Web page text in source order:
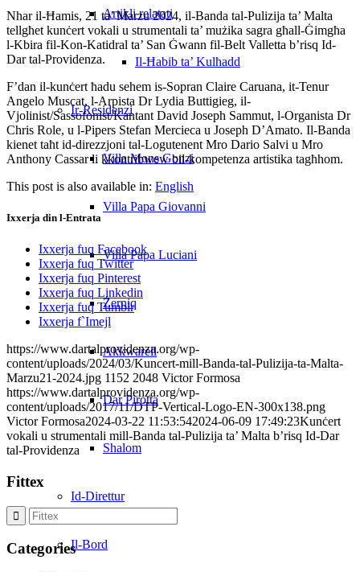
Artikli relatati
Il-Ħabib ta’ Kulħadd
Ir-Residenzi
Villa Mons Gonzi
Villa Papa Giovanni
Villa Papa Luciani
Żerniq
Akkwarell
Dar Pirotta
Shalom
Id-Direttur
Il-Bord
Nhar il-Ħamis, 21 ta’ Marzu 2024, il-Banda tal-Pulizija ta’ Malta
tellgħet kunċert vokali u strumentali ta’ mużika sagra għall-Ġimgħa
l-Kbira fil-Kon-Katidral ta’ San Ġwann fil-Belt Valletta b’risq Id-
Dar tal-Providenza.
F’dan il-kunċert ħadu sehem is-Sopran Claire Caruana, it-Tenur
Angelo Muscat, l-Arpista Dr Lydia Buttigieg, il-
Vjolinist/Sassofonist/Kantant David Joseph Sammut, l-Organista Dr
Chris Role, u l-Pipers Stefan Mercieca u Joseph D’Amato. Il-Banda
kienet taħt id-direzzjoni tal-Logutenent Mro Dario Salvi u Mro
Anthony Cassar li kkontribwew bil-kompetenza artistika tagħhom.
This post is also available in: English
Ixxerja din l-Entrata
Ixxerja fuq Facebook
Ixxerja fuq Twitter
Ixxerja fuq Pinterest
Ixxerja fuq Linkedin
Ixxerja fuq Tumblr
Ixxerja f`Imejl
https://www.dartalprovidenza.org/wp-
content/uploads/2024/03/Kuncert-mill-Banda-tal-Pulizija-ta-Malta-
Marzu21-2024.jpg 1152 2048 Victor Formosa
https://www.dartalprovidenza.org/wp-
content/uploads/2017/11/DTP-Vertical-Logo-EN-300x138.png
Victor Formosa2024-03-22 11:53:542024-06-09 17:49:23Kunċert
vokali u strumentali mill-Banda tal-Pulizija ta’ Malta b’risq Id-Dar
tal-Providenza
Fittex
Categories